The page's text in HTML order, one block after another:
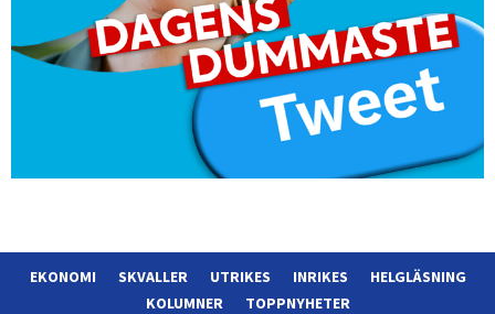
EKONOMI SKVALLER UTRIKES INRIKES
HELGLÄSNING
KOLUMNER
TOPPNYHETER